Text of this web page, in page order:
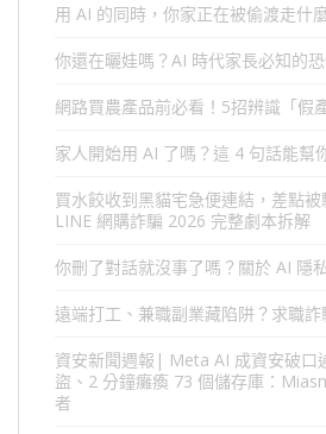
用 AI 的同時，你家正在被偷渡走什
你還在曬娃嗎？AI 時代家長必知的
網路買農產品前必看！5招辨識「假
家人開始用 AI 了嗎？這 4 句話能幫
買水餃收到黑貓宅急便連結，差點
LINE 網購詐騙 2026 完整劇本拆解
你刪了對話就沒事了嗎？關於 AI 隱
遠端打工、兼職副業藏陷阱？求職
資安新聞週報| Meta AI 成資安破口
盜、2 分鐘癱瘓 73 個儲存庫：
者